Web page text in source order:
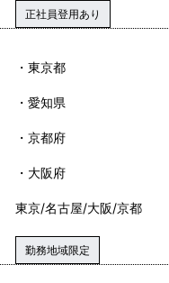
正社員登用あり
東京都
愛知県
京都府
大阪府
東京/名古屋/大阪/京都
勤務地域限定